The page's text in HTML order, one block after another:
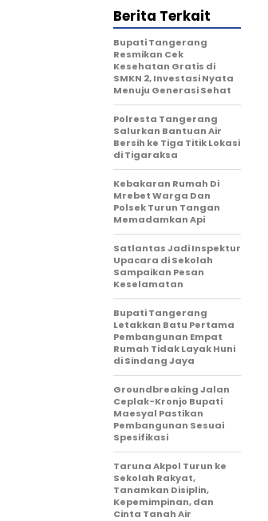
Berita Terkait
‎Bupati Tangerang
Resmikan Cek
Kesehatan Gratis di
SMKN 2, Investasi Nyata
Menuju Generasi Sehat
Polresta Tangerang
Salurkan Bantuan Air
Bersih ke Tiga Titik Lokasi
di Tigaraksa
Kebakaran Rumah Di
Mrebet Warga Dan
Polsek Turun Tangan
Memadamkan Api
Satlantas Jadi Inspektur
Upacara di Sekolah
Sampaikan Pesan
Keselamatan
Bupati Tangerang
Letakkan Batu Pertama
Pembangunan Empat
Rumah Tidak Layak Huni
di Sindang Jaya
Groundbreaking Jalan
Ceplak-Kronjo Bupati
Maesyal Pastikan
Pembangunan Sesuai
Spesifikasi
Taruna Akpol Turun ke
Sekolah Rakyat,
Tanamkan Disiplin,
Kepemimpinan, dan
Cinta Tanah Air